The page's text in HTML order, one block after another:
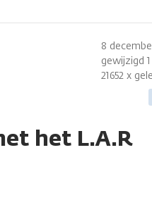
het L.A.R
8
gewijzigd
21652 x